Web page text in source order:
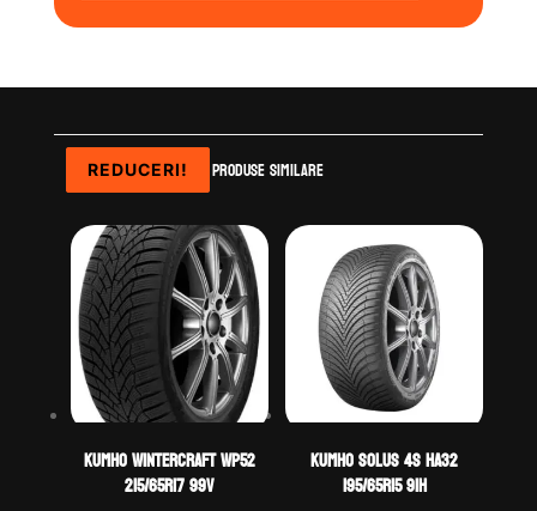
Produse similare
REDUCERI!
Kumho WINTERCRAFT WP52
215/65R17 99V
Kumho SOLUS 4S HA32
195/65R15 91H
REDUCERI!
REDUCERI!